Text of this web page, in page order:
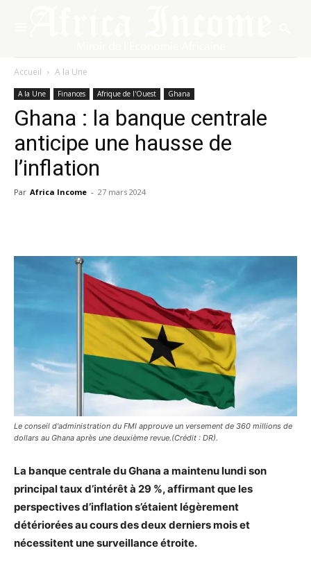
Accueil A la Une
A la Une Finances Afrique de l'Ouest Ghana
Ghana : la banque centrale
anticipe une hausse de
l’inflation
Par Africa Income - 27 mars 2024
Le conseil d'administration du FMI approuve un versement de 360 millions de
dollars au Ghana après une deuxième revue.(Crédit : DR).
La banque centrale du Ghana a maintenu lundi son
principal taux d’intérêt à 29 %, affirmant que les
perspectives d’inflation s’étaient légèrement
détériorées au cours des deux derniers mois et
nécessitent une surveillance étroite.